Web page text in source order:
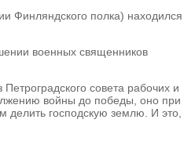
Финляндского полка) находился
военных священников
совета рабочих и
войны до победы, оно при
делить господскую землю. И это,